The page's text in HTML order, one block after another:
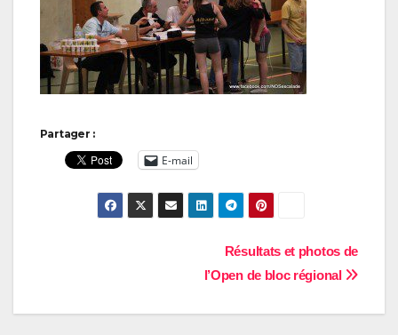
Partager :
E-mail
Résultats et photos de
l’Open de bloc régional